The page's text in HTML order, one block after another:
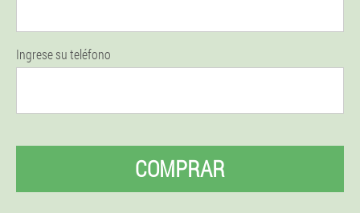
Ingrese su teléfono
COMPRAR